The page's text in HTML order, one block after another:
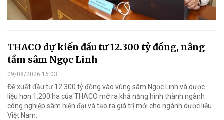
THACO dự kiến đầu tư 12.300 tỷ đồng, nâng
tầm sâm Ngọc Linh
09/08/2026 16:03
Đề xuất đầu tư 12.300 tỷ đồng vào vùng sâm Ngọc Linh và dược
liệu hơn 1.200 ha của THACO mở ra khả năng hình thành ngành
công nghiệp sâm hiện đại và tạo ra giá trị mới cho ngành dược liệu
Việt Nam.